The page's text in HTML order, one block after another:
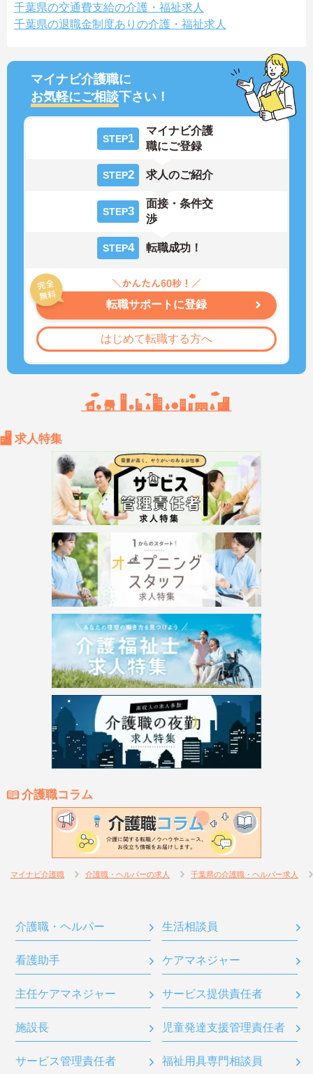
千葉県の交通費支給の介護・福祉求人
千葉県の退職金制度ありの介護・福祉求人
マイナビ介護職に
お気軽にご相談下さい！
STEP1
マイナビ介護
職にご登録
STEP2 求人のご紹介
STEP3
面接・条件交
渉
STEP4 転職成功！
転職サポートに登録
はじめて転職する方へ
求人特集
介護職コラム
マイナビ介護職 介護職・ヘルパーの求人 千葉県の介護職・ヘルパー求人
介護職・ヘルパー 生活相談員
看護助手 ケアマネジャー
主任ケアマネジャー サービス提供責任者
施設長 児童発達支援管理責任者
サービス管理責任者 福祉用具専門相談員